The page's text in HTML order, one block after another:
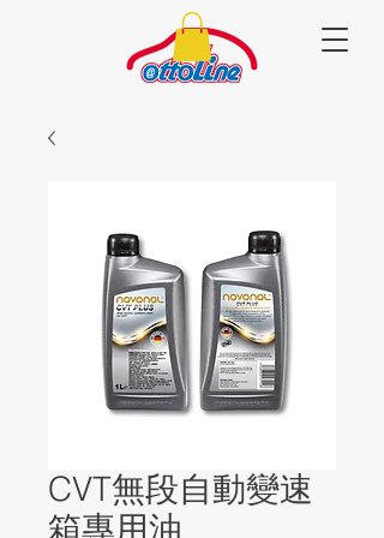
CVT無段自動變速
箱專用油